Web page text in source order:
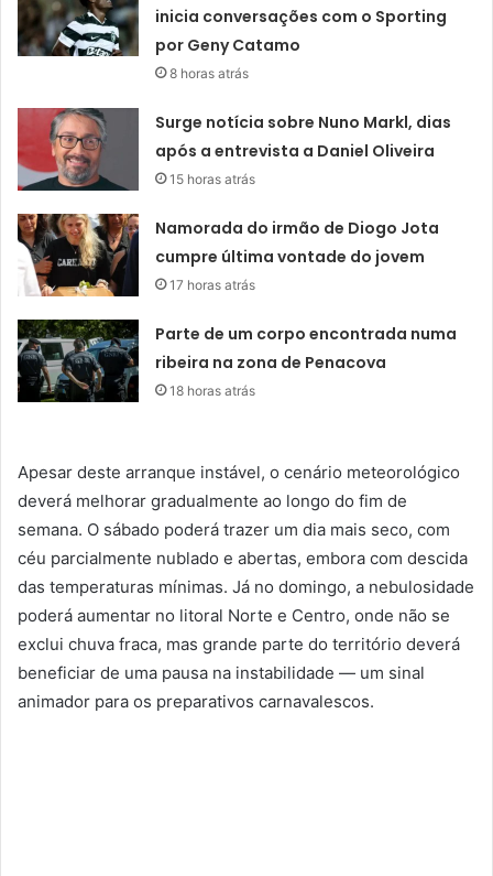
inicia conversações com o Sporting
por Geny Catamo
8 horas atrás
Surge notícia sobre Nuno Markl, dias
após a entrevista a Daniel Oliveira
15 horas atrás
Namorada do irmão de Diogo Jota
cumpre última vontade do jovem
17 horas atrás
Parte de um corpo encontrada numa
ribeira na zona de Penacova
18 horas atrás
Apesar deste arranque instável, o cenário meteorológico
deverá melhorar gradualmente ao longo do fim de
semana. O sábado poderá trazer um dia mais seco, com
céu parcialmente nublado e abertas, embora com descida
das temperaturas mínimas. Já no domingo, a nebulosidade
poderá aumentar no litoral Norte e Centro, onde não se
exclui chuva fraca, mas grande parte do território deverá
beneficiar de uma pausa na instabilidade — um sinal
animador para os preparativos carnavalescos.